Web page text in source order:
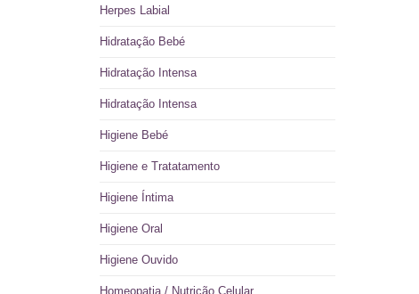
Herpes Labial
Hidratação Bebé
Hidratação Intensa
Hidratação Intensa
Higiene Bebé
Higiene e Tratatamento
Higiene Íntima
Higiene Oral
Higiene Ouvido
Homeopatia / Nutrição Celular